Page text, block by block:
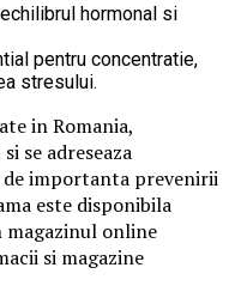
hormonal si
pentru concentratie,
stresului.
in Romania,
se adreseaza
importanta prevenirii
este disponibila
online
si magazine